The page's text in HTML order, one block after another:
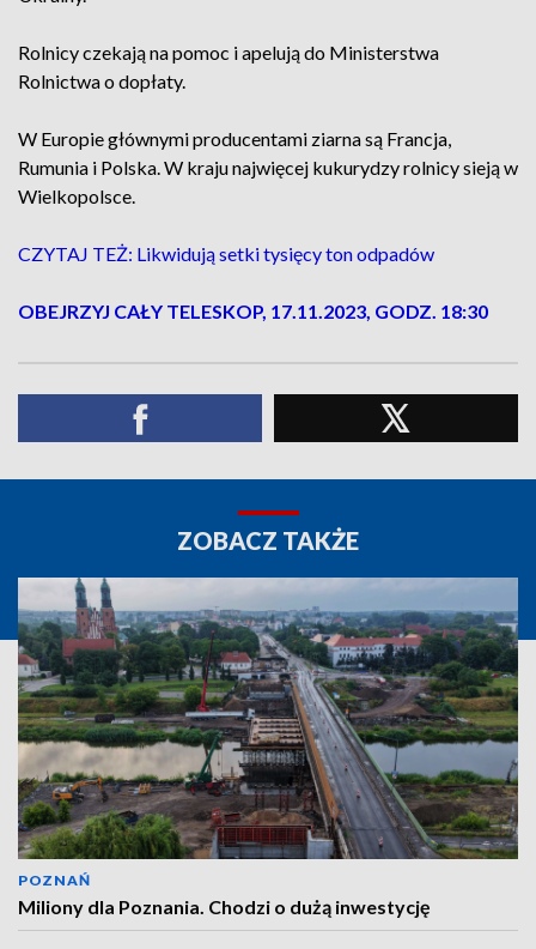
Rolnicy czekają na pomoc i apelują do Ministerstwa
Rolnictwa o dopłaty.
W Europie głównymi producentami ziarna są Francja,
Rumunia i Polska. W kraju najwięcej kukurydzy rolnicy sieją w
Wielkopolsce.
CZYTAJ TEŻ: Likwidują setki tysięcy ton odpadów
OBEJRZYJ CAŁY TELESKOP, 17.11.2023, GODZ. 18:30
ZOBACZ TAKŻE
POZNAŃ
Miliony dla Poznania. Chodzi o dużą inwestycję